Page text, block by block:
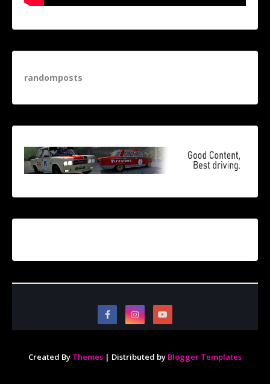
randomposts
Created By Themes | Distributed by Blogger Templates